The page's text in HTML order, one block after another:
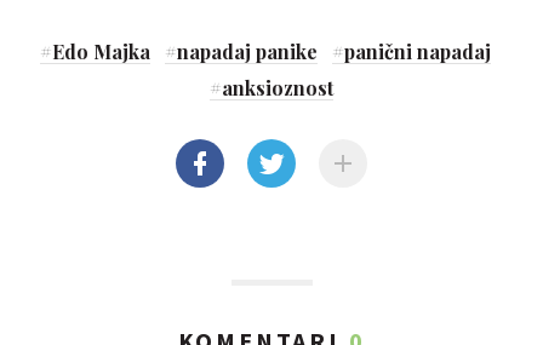
#Edo Majka #napadaj panike #panični napadaj
#anksioznost